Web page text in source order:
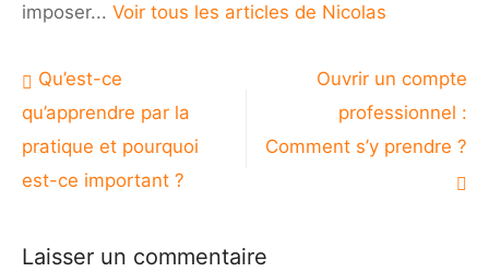
imposer... Voir tous les articles de Nicolas
Navigation
de
l’article
Qu’est-ce
qu’apprendre par la
pratique et pourquoi
est-ce important ?
Ouvrir un compte
professionnel :
Comment s’y prendre ?
Laisser un commentaire